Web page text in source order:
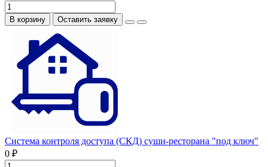
В корзину Оставить заявку
Система контроля доступа (СКД) суши-ресторана "под ключ"
0 ₽